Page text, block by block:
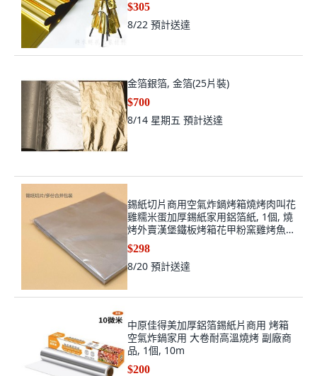
$305
8/22 預計送達
金箔銀箔, 金箔(25片裝)
$700
8/14 星期五 預計送達
錫紙切片商用空氣炸鍋烤箱燒烤肉叫花
雞糯米蛋加厚錫紙家用鋁箔紙, 1個, 燒
烤外賣漢堡鐵板烤箱花甲粉窯雞烤魚空
氣,15cm*15cm/20微米厚um 10
$298
8/20 預計送達
中原佳得美加厚鋁箔錫紙片商用 烤箱
空氣炸鍋家用 大卷耐高溫燒烤 副廠商
品, 1個, 10m
$200